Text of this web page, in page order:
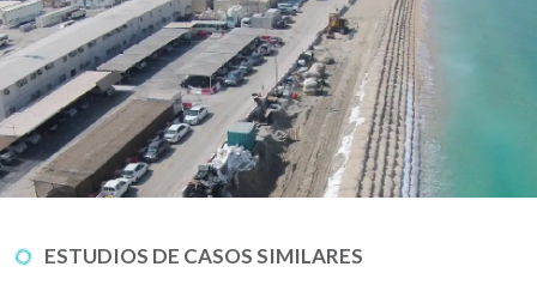
ESTUDIOS DE CASOS SIMILARES